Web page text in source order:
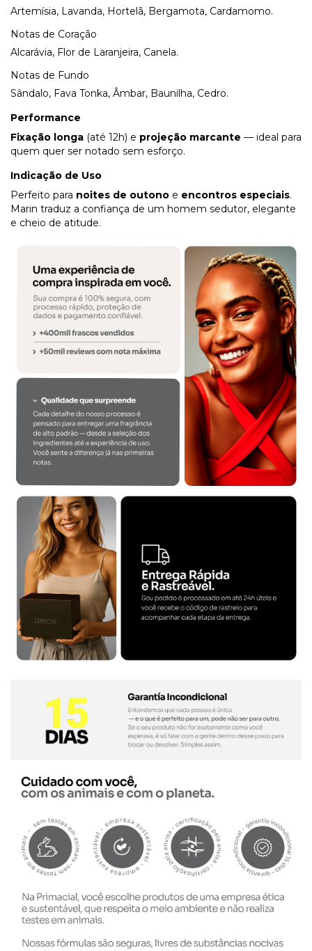
Artemísia, Lavanda, Hortelã, Bergamota, Cardamomo.
Notas de Coração
Alcarávia, Flor de Laranjeira, Canela.
Notas de Fundo
Sândalo, Fava Tonka, Âmbar, Baunilha, Cedro.
Performance
Fixação longa (até 12h) e projeção marcante — ideal para
quem quer ser notado sem esforço.
Indicação de Uso
Perfeito para noites de outono e encontros especiais.
Marin traduz a confiança de um homem sedutor, elegante
e cheio de atitude.